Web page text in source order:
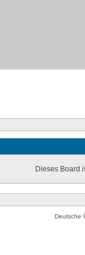
Dieses Board
Deutsche